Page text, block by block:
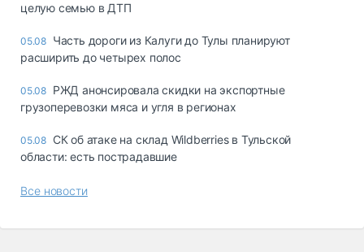
целую семью в ДТП
05.08 Часть дороги из Калуги до Тулы планируют
расширить до четырех полос
05.08 РЖД анонсировала скидки на экспортные
грузоперевозки мяса и угля в регионах
05.08 СК об атаке на склад Wildberries в Тульской
области: есть пострадавшие
Все новости